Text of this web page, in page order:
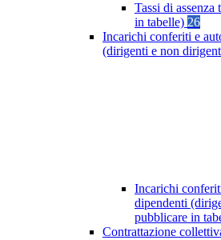
Tassi di
in tabelle) 26
Incarichi conferiti e
(dirigenti e non
Incarichi
dipendenti
pubblicare in
Contrattazione